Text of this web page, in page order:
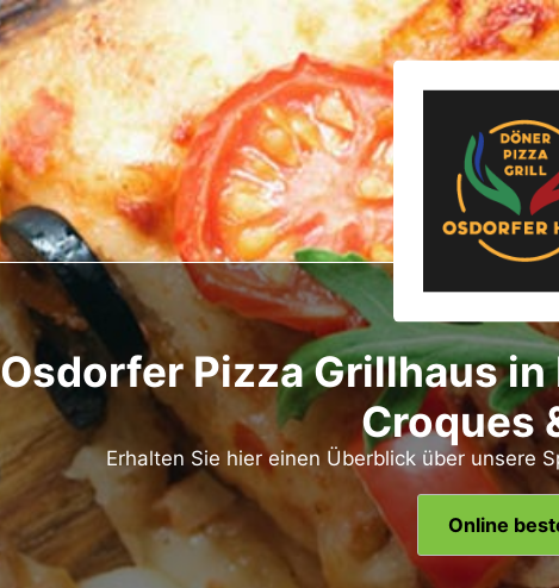
Osdorfer Pizza Grillhaus
Croques
Erhalten Sie hier einen Überblick über unsere
Online